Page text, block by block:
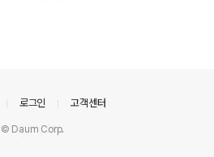
로그인 고객센터
© Daum Corp.